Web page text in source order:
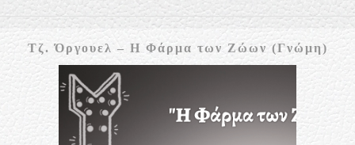
Τζ. Όργουελ – Η Φάρμα των Ζώων (Γνώμη)
Τζ.
–